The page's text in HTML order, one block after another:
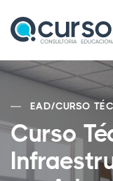
EAD/CURSO
Curso